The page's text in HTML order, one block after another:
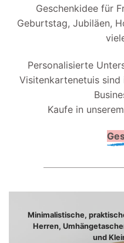
Geschenkidee für
Geburtstag, Jubiläen,
Personalisierte
Visitenkartenetuis sind
Kaufe in
Minimalistische,
Herren,
und